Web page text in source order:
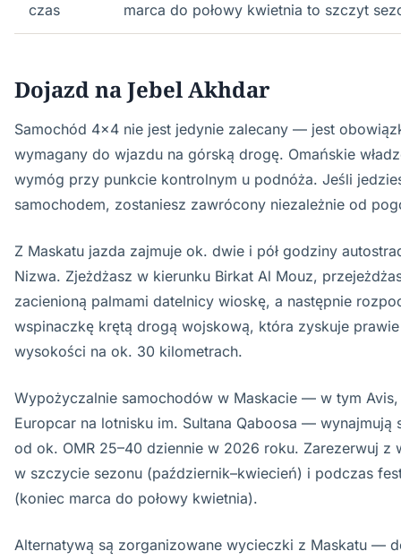
czas
marca do połowy kwietnia to szczyt
Dojazd na Jebel Akhdar
Samochód 4x4 nie jest jedynie zalecany — jest
wymagany do wjazdu na górską drogę. Omańskie
wymóg przy punkcie kontrolnym u podnóża. Jeśli
samochodem, zostaniesz zawrócony niezależnie od
Z Maskatu jazda zajmuje ok. dwie i pół godziny
Nizwa. Zjeżdżasz w kierunku Birkat Al Mouz,
zacienioną palmami datelnicy wioskę, a następnie
wspinaczkę krętą drogą wojskową, która zyskuje
wysokości na ok. 30 kilometrach.
Wypożyczalnie samochodów w Maskacie — w tym Avis,
Europcar na lotnisku im. Sultana Qaboosa — wynajmują
od ok. OMR 25–40 dziennie w 2026 roku. Zarezerwuj z
w szczycie sezonu (październik–kwiecień) i podczas
(koniec marca do połowy kwietnia).
Alternatywą są zorganizowane wycieczki z Maskatu —